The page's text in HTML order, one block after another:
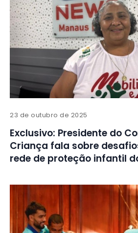
23 de outubro de 2025
Exclusivo: Presidente do
Criança fala sobre
rede de proteção infantil